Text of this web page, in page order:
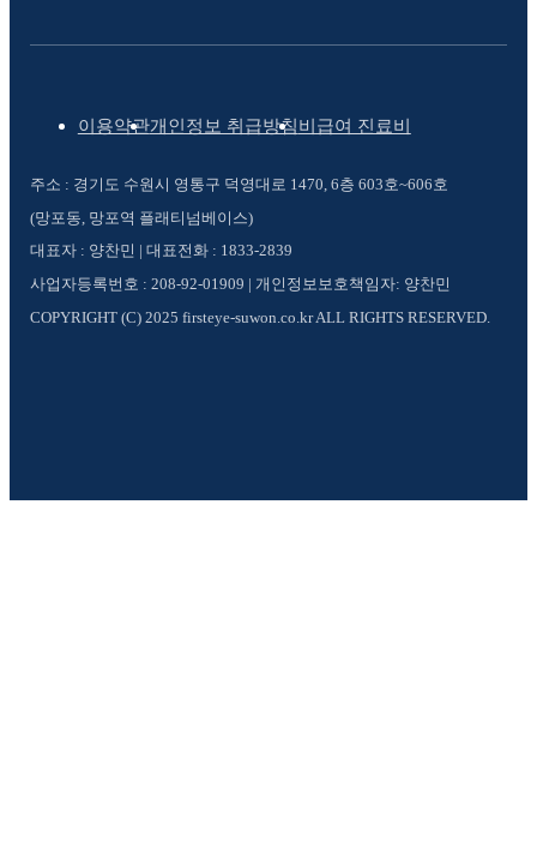
이용약관개인정보 취급방침비급여 진료비
주소 : 경기도 수원시 영통구 덕영대로 1470, 6층 603호~606호
(망포동, 망포역 플래티넘베이스)
대표자 : 양찬민 | 대표전화 : 1833-2839
사업자등록번호 : 208-92-01909 | 개인정보보호책임자: 양찬민
COPYRIGHT (C) 2025 firsteye-suwon.co.kr ALL RIGHTS RESERVED.